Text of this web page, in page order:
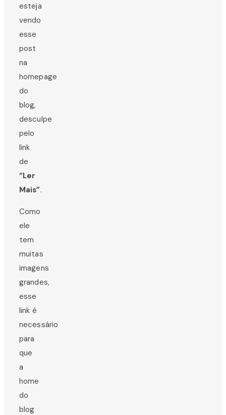
esteja
vendo
esse
post
na
homepage
do
blog,
desculpe
pelo
link
de
“Ler
Mais”.
Como
ele
tem
muitas
imagens
grandes,
esse
link é
necessário
para
que
a
home
do
blog